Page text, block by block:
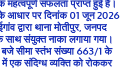
सफलता प्राप्त हुई है।
आधार पर दिनांक 01 जून 2026
द्वारा थाना मोतीपुर, जनपद
संयुक्त नाका लगाया गया।
बजे सीमा स्तंभ संख्या 663/1 के
में एक संदिग्ध व्यक्ति को रोककर